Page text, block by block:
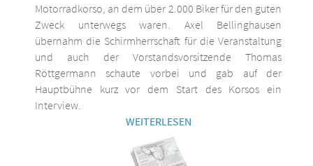
Motorradkorso, an dem über 2.000 Biker für den guten
Zweck unterwegs waren. Axel Bellinghausen
übernahm die Schirmherrschaft für die Veranstaltung
und auch der Vorstandsvorsitzende Thomas
Röttgermann schaute vorbei und gab auf der
Hauptbühne kurz vor dem Start des Korsos ein
Interview.
WEITERLESEN